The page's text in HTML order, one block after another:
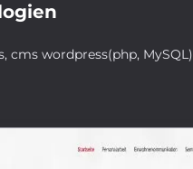
cms wordpress(php, MySQL)